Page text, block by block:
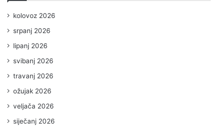
kolovoz 2026
srpanj 2026
lipanj 2026
svibanj 2026
travanj 2026
ožujak 2026
veljača 2026
siječanj 2026